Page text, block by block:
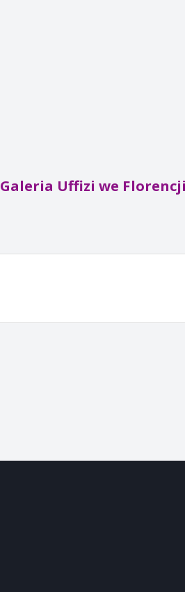
Galeria Uffizi we